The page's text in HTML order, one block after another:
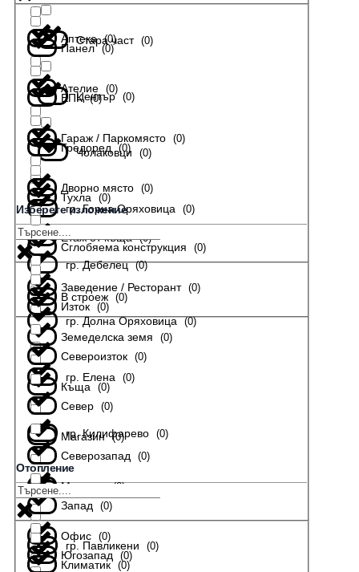
Стара част (0)
Център (0)
Чолаковци (0)
гр. Горна Оряховица (0)
гр. Дебелец (0)
гр. Долна Оряховица (0)
гр. Елена (0)
гр. Килифарево (0)
гр. Павликени (0)
Аптека (0)
Ателие (0)
Гараж / Паркомясто (0)
Дворно място (0)
Етаж от къща (0)
Заведение / Ресторант (0)
Земеделска земя (0)
Къща (0)
Магазин (0)
Мезонет (0)
Офис (0)
Панел (0)
ЕПК (0)
Гредоред (0)
Тухла (0)
Сглобяема конструкция (0)
В строеж (0)
Изберете изложение
Изток (0)
Североизток (0)
Север (0)
Северозапад (0)
Запад (0)
Югозапад (0)
Отопление
Климатик (0)